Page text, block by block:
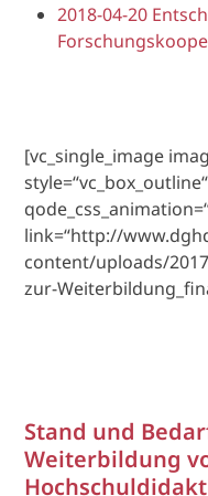
2018-04-20
[vc_single_image
link=“http://
content/uploads/
zur-
Stand und
Weiterbildung